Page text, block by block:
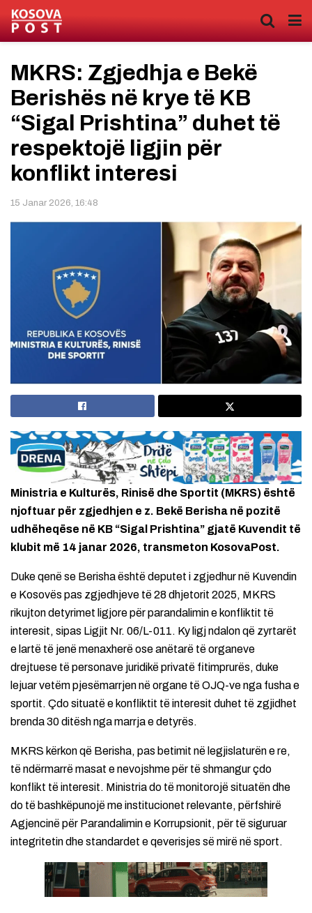
MKRS: Zgjedhja e Bekë
Berishës në krye të KB
“Sigal Prishtina” duhet të
respektojë ligjin për
konflikt interesi
15 Janar 2026, 16:48
Ministria e Kulturës, Rinisë dhe Sportit (MKRS) është
njoftuar për zgjedhjen e z. Bekë Berisha në pozitë
udhëheqëse në KB “Sigal Prishtina” gjatë Kuvendit të
klubit më 14 janar 2026, transmeton KosovaPost.
Duke qenë se Berisha është deputet i zgjedhur në Kuvendin
e Kosovës pas zgjedhjeve të 28 dhjetorit 2025, MKRS
rikujton detyrimet ligjore për parandalimin e konfliktit të
interesit, sipas Ligjit Nr. 06/L-011. Ky ligj ndalon që zyrtarët
e lartë të jenë menaxherë ose anëtarë të organeve
drejtuese të personave juridikë privatë fitimprurës, duke
lejuar vetëm pjesëmarrjen në organe të OJQ-ve nga fusha e
sportit. Çdo situatë e konfliktit të interesit duhet të zgjidhet
brenda 30 ditësh nga marrja e detyrës.
MKRS kërkon që Berisha, pas betimit në legjislaturën e re,
të ndërmarrë masat e nevojshme për të shmangur çdo
konflikt të interesit. Ministria do të monitorojë situatën dhe
do të bashkëpunojë me institucionet relevante, përfshirë
Agjencinë për Parandalimin e Korrupsionit, për të siguruar
integritetin dhe standardet e qeverisjes së mirë në sport.